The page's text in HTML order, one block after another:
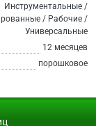
Инструментальные /
/ Рабочие /
Универсальные
12 месяцев
порошковое